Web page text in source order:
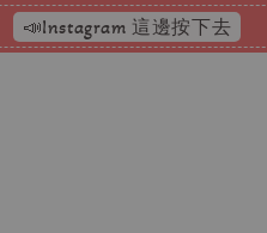
📣Instagram 這邊按下去